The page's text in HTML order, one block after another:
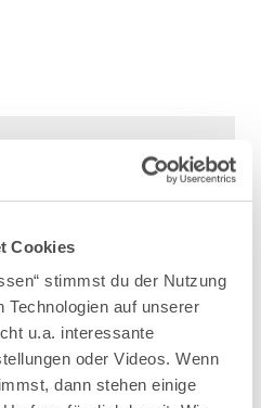
Cookies
stimmst du der Nutzung
Technologien auf unserer
u.a. interessante
oder Videos. Wenn
dann stehen einige